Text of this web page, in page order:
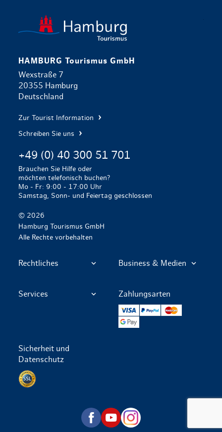
HAMBURG Tourismus GmbH
Wexstraße 7
20355 Hamburg
Deutschland
Zur Tourist Information
Schreiben Sie uns
+49 (0) 40 300 51 701
Brauchen Sie Hilfe oder
möchten telefonisch buchen?
Mo - Fr: 9:00 - 17:00 Uhr
Samstag, Sonn- und Feiertag geschlossen
© 2026
Hamburg Tourismus GmbH
Alle Rechte vorbehalten
Rechtliches Business & Medien
Services Zahlungsarten
PayPal
Sicherheit und
Datenschutz